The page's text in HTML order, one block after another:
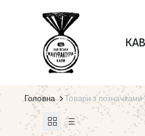
Головна Товари з позначками